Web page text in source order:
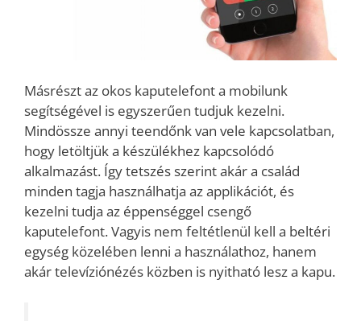
Másrészt az okos kaputelefont a mobilunk
segítségével is egyszerűen tudjuk kezelni.
Mindössze annyi teendőnk van vele kapcsolatban,
hogy letöltjük a készülékhez kapcsolódó
alkalmazást. Így tetszés szerint akár a család
minden tagja használhatja az applikációt, és
kezelni tudja az éppenséggel csengő
kaputelefont. Vagyis nem feltétlenül kell a beltéri
egység közelében lenni a használathoz, hanem
akár televíziónézés közben is nyitható lesz a kapu.